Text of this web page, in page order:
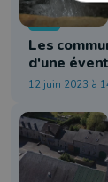
Info
Les
d'une
12 juin 2023 à